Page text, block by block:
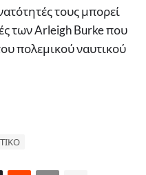
τους μπορεί
των Arleigh Burke που
πολεμικού ναυτικού